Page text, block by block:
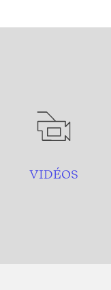
VIDÉOS